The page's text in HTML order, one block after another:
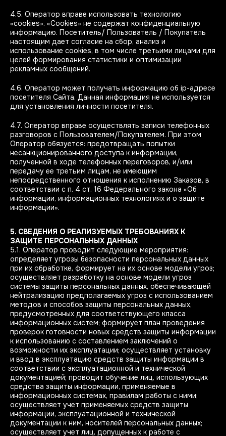
4.5. Оператор вправе использовать технологию
«cookies». «Cookies» не содержат конфиденциальную
информацию. Посетитель/ Пользователь / Покупатель
настоящим дает согласие на сбор, анализ и
использование cookies, в том числе третьими лицами для
целей формирования статистики и оптимизации
рекламных сообщений.
4.6. Оператор может получать информацию об ip-адресе
посетителя Сайта. Данная информация не используется
для установления личности посетителя.
4.7. Оператор вправе осуществлять записи телефонных
разговоров с Пользователем/Покупателем. При этом
Оператор обязуется: предотвращать попытки
несанкционированного доступа к информации,
полученной в ходе телефонных переговоров, и/или
передачу ее третьим лицам, не имеющим
непосредственного отношения к исполнению Заказов, в
соответствии с п. 4 ст. 16 Федерального закона «Об
информации, информационных технологиях и о защите
информации».
5. СВЕДЕНИЯ О РЕАЛИЗУЕМЫХ ТРЕБОВАНИЯХ К
ЗАЩИТЕ ПЕРСОНАЛЬНЫХ ДАННЫХ
5.1. Оператор проводит следующие мероприятия:
определяет угрозы безопасности персональных данных
при их обработке, формирует на их основе модели угроз;
осуществляет разработку на основе модели угроз
системы защиты персональных данных, обеспечивающей
нейтрализацию предполагаемых угроз с использованием
методов и способов защиты персональных данных,
предусмотренных для соответствующего класса
информационных систем; формирует план проведения
проверок готовности новых средств защиты информации
к использованию с составлением заключений о
возможности их эксплуатации; осуществляет установку
и ввод в эксплуатацию средств защиты информации в
соответствии с эксплуатационной и технической
документацией; проводит обучение лиц, использующих
средства защиты информации, применяемые в
информационных системах, правилам работы с ними;
осуществляет учет применяемых средств защиты
информации, эксплуатационной и технической
документации к ним, носителей персональных данных;
осуществляет учет лиц, допущенных к работе с